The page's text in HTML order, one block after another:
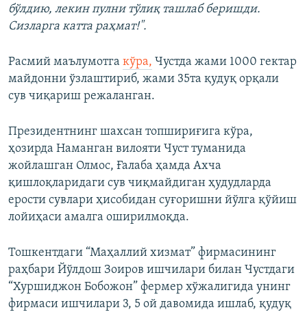
бўлдию, лекин пулни тўлиқ ташлаб беришди.
Сизларга катта раҳмат!".
Расмий маълумотга кўра, Чустда жами 1000 гектар
майдонни ўзлаштириб, жами 35та қудуқ орқали
сув чиқариш режаланган.
Президентнинг шахсан топшириғига кўра,
ҳозирда Наманган вилояти Чуст туманида
жойлашган Олмос, Ғалаба ҳамда Ахча
қишлоқларидаги сув чиқмайдиган ҳудудларда
ерости сувлари ҳисобидан суғоришни ​йўлга қўйиш
лойиҳаси амалга оширилмоқда.
Тошкентдаги “Маҳаллий хизмат” фирмасининг
раҳбари Йўлдош Зоиров ишчилари билан Чустдаги
“Хуршиджон Бобожон” фермер хўжалигида унинг
фирмаси ишчилари 3, 5 ой давомида ишлаб, қудуқ